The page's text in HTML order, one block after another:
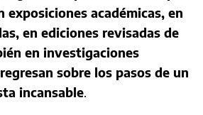
académicas, en
en ediciones revisadas de
en investigaciones
sobre los pasos de un
incansable.